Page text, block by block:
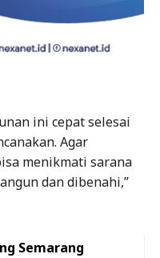
ini cepat selesai
Agar
menikmati sarana
dan dibenahi,”
Semarang